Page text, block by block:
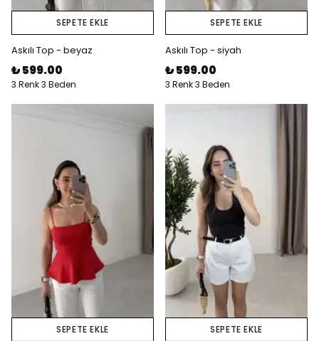
SEPETE EKLE
Askılı Top - beyaz
₺ 599.00
3 Renk 3 Beden
SEPETE EKLE
Askılı Top - siyah
₺ 599.00
3 Renk 3 Beden
SEPETE EKLE SEPETE EKLE